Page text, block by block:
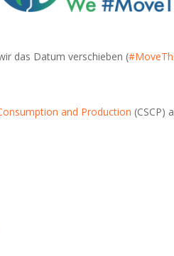
das Datum verschieben (
and Production (CSCP)